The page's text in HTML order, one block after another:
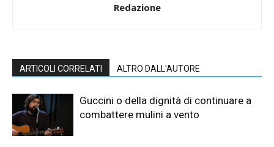
Redazione
ARTICOLI CORRELATI ALTRO DALL'AUTORE
Guccini o della dignità di continuare a
combattere mulini a vento